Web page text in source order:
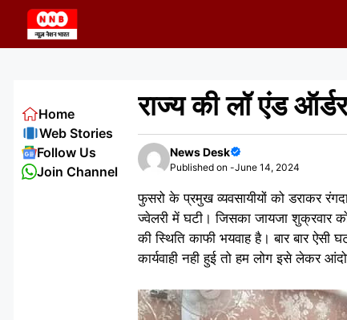
content
राज्य की लॉ एंड
News Desk
Published on -June 14, 2024
फुसरो के प्रमुख व्यवसायीयों को डराकर
ज्वेलरी में घटी। जिसका जायजा शुक्रवार
की स्थिति काफी भयवाह है। बार बार ऐसी
कार्यवाही नही हुई तो हम लोग इसे लेकर
Home
Web Stories
Follow Us
Join Channel